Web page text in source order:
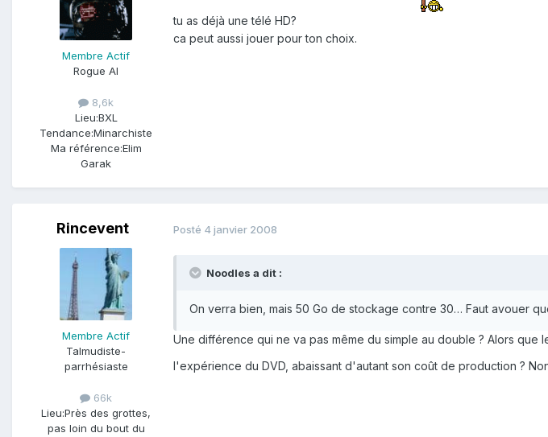
Membre Actif
Rogue AI
8,6k
Lieu:BXL
Tendance:Minarchiste
Ma référence:Elim
Garak
tu as déjà une télé HD?
ca peut aussi jouer pour ton choix.
Rincevent
Membre Actif
Talmudiste-
parrhésiaste
66k
Lieu:Près des grottes,
pas loin du bout du
Posté 4 janvier 2008
Noodles a dit :
On verra bien, mais 50 Go de stockage contre 30… Faut avouer
Une différence qui ne va pas même du simple au double ? Alors
l'expérience du DVD, abaissant d'autant son coût de production ?